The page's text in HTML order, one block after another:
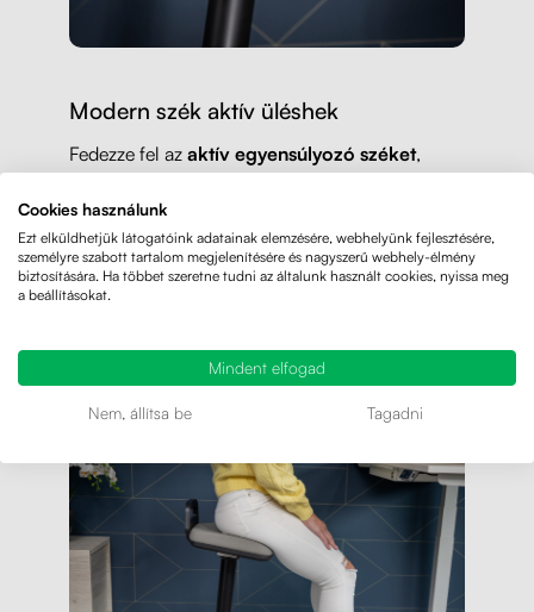
Modern szék aktív üléshek
Fedezze fel az aktív egyensúlyozó széket,
kiegyenesíteni a hátát. A hagyományos irodai
székekkel ellentétben támogatja a helyes
testtartást és ellazítja az ágyéki gerincet. Az aktív
alkalmas otthoni tanuláshoz és irodába. Bár
minimalista kialakításával nem látszik rajta,
teherbírása 120 kg-ig
Cookies használunk
Ezt elküldhetjük látogatóink adatainak elemzésére, webhelyünk fejlesztésére,
személyre szabott tartalom megjelenítésére és nagyszerű webhely-élmény
biztosítására. Ha többet szeretne tudni az általunk használt cookies, nyissa meg
a beállításokat.
Mindent elfogad
Nem, állítsa be Tagadni